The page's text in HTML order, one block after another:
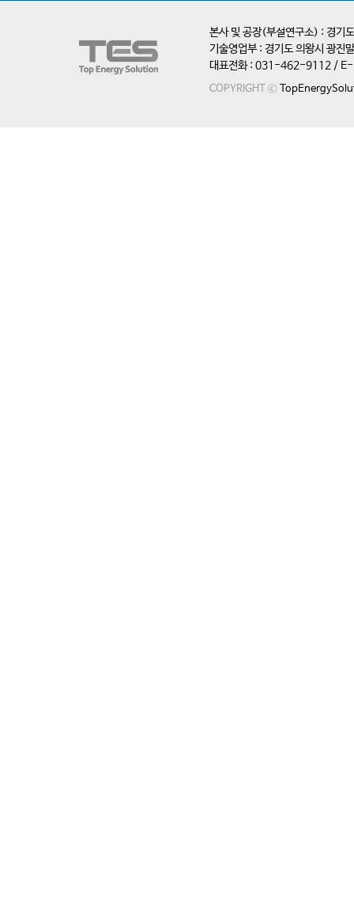
본사 및 공장(부설연구소) : 경기
기술영업부 : 경기도 의왕시 광
대표전화 : 031-462-9112 /
COPYRIGHT ⓒ